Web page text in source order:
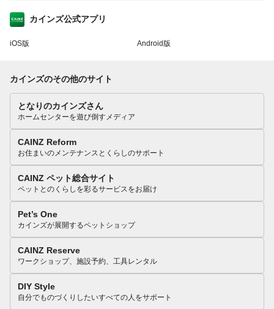
カインズ公式アプリ
iOS版 Android版
カインズのその他のサイト
となりのカインズさん
ホームセンターを遊び倒すメディア
CAINZ Reform
お住まいのメンテナンスとくらしのサポート
CAINZ ペット総合サイト
ペットとのくらしを彩るサービスをお届け
Pet’s One
カインズが展開するペットショップ
CAINZ Reserve
ワークショップ、施設予約、工具レンタル
DIY Style
自分でものづくりしたいすべての人をサポート